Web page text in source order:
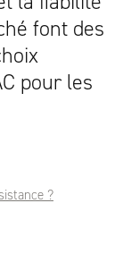
font des
pour les
?